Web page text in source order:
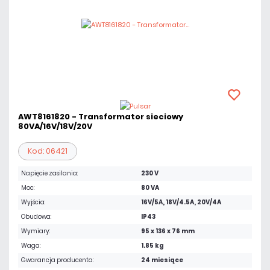
AWT8161820 - Transformator sieciowy
80VA/16V/18V/20V
Kod: 06421
Napięcie zasilania:
230 V
Moc:
80 VA
Wyjścia:
16V/5A, 18V/4.5A, 20V/4A
Obudowa:
IP43
Wymiary:
95 x 136 x 76 mm
Waga:
1.85 kg
Gwarancja producenta:
24 miesiące